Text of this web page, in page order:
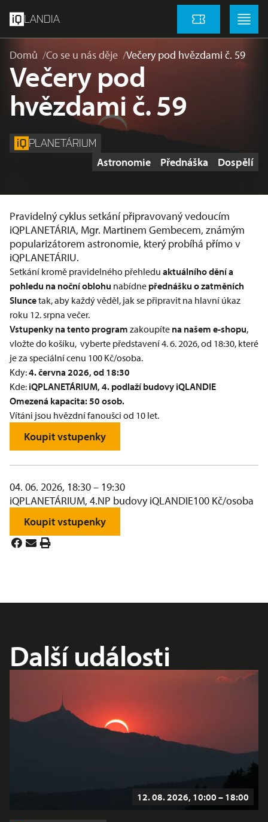
LANDIA Vstupenky
Menu
Domů Co se u nás děje Večery pod hvězdami č. 59
Večery pod
hvězdami č. 59
PLANETÁRIUM
Štítky
Astronomie Přednáška Dospělí
Pravidelný cyklus setkání připravovaný vedoucím
iQPLANETÁRIA, Mgr. Martinem Gembecem, známým
popularizátorem astronomie, který probíhá přímo v
iQPLANETÁRIU.
Setkání kromě pravidelného přehledu aktuálního dění a
pohledu na noční oblohu nabídne přednášku o zatměních
Sluncetak, aby každý věděl, jak se připravit na hlavní úkaz
roku 12. srpna večer.
Vstupenky na tento program zakoupíte na našem e-shopu,
vložte do košíku, vyberte představení 4. 6. 2026, od 18:30, které
je za speciální cenu 100 Kč/osoba.
Kdy:4. června 2026, od 18:30
Kde: iQPLANETÁRIUM, 4. podlaží budovy iQLANDIE
Omezená kapacita: 50 osob.
Vítáni jsou hvězdní fanoušci od 10 let.
Koupit vstupenky
04. 06. 2026, 18:30 – 19:30
iQPLANETÁRIUM, 4.NP budovy iQLANDIE100 Kč/osoba
Koupit vstupenky
Další události
12. 08. 2026, 10:00 – 18:00